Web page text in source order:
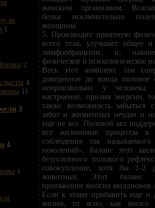
за
1
2
4
11
3
4
1
женским организмом.
белка исключительно
женщины.
5. Производит приятную
всего тела, улучшает общее
лимфообращение, и,
физическое и психологическое
Весь этот комплекс /им
доведенное до конца половое
непроизвольно у человека
настроение, прилив энергии,
также возможность забыться
забот и жизненных неудач и
еще не все. Половой акт
все жизненные процессы в
соблюдения так называемого
поколений». Баланс этот
безусловного полового
совокупление, хотя бы 1-
животных. Этот баланс
протяжении многих миллионов
Если к этому прибавить еще и
жизни, то ясно, как много